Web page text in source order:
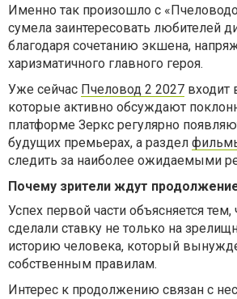
Именно так произошло с
сумела заинтересовать любителей
благодаря сочетанию экшена,
харизматичного главного героя.
Уже сейчас Пчеловод 2 2027 входит
которые активно обсуждают
платформе Зеркс регулярно
будущих премьерах, а раздел
следить за наиболее ожидаемыми
Почему зрители ждут
Успех первой части объясняется тем,
сделали ставку не только на
историю человека, который
собственным правилам.
Интерес к продолжению связан с